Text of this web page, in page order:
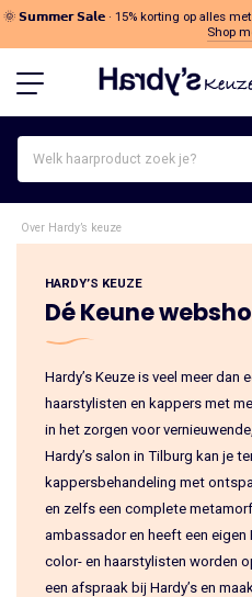
🌞 𝗦𝘂𝗺𝗺𝗲𝗿 𝗦𝗮𝗹𝗲 · 15% korting op alles
Shop
haarproduct
zoek
je?
Over Hardy’s keuze
HARDY’S KEUZE
Dé Keune
Hardy’s Keuze is veel meer dan
haarstylisten en kappers met
in het zorgen voor
Hardy’s salon in Tilburg kan je
kappersbehandeling met
en zelfs een complete
ambassador en heeft een eigen
color- en haarstylisten worden
een afspraak bij Hardy’s en